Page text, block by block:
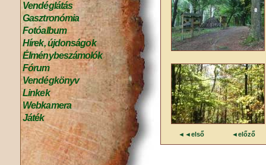
Vendéglátás
Gasztronómia
Fotóalbum
Hírek, újdonságok
Élménybeszámolók
Fórum
Vendégkönyv
Linkek
Webkamera
Játék
◄◄első ◄előző